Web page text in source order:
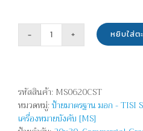
จำนวน
-
WEAR
HAND
หยิบใส่ต
รหัสสินค้า: MS0620CST
หมวดหมู่:ป้ายมาตรฐาน มอก - TISI
เครื่องหมายบังคับ [MS]